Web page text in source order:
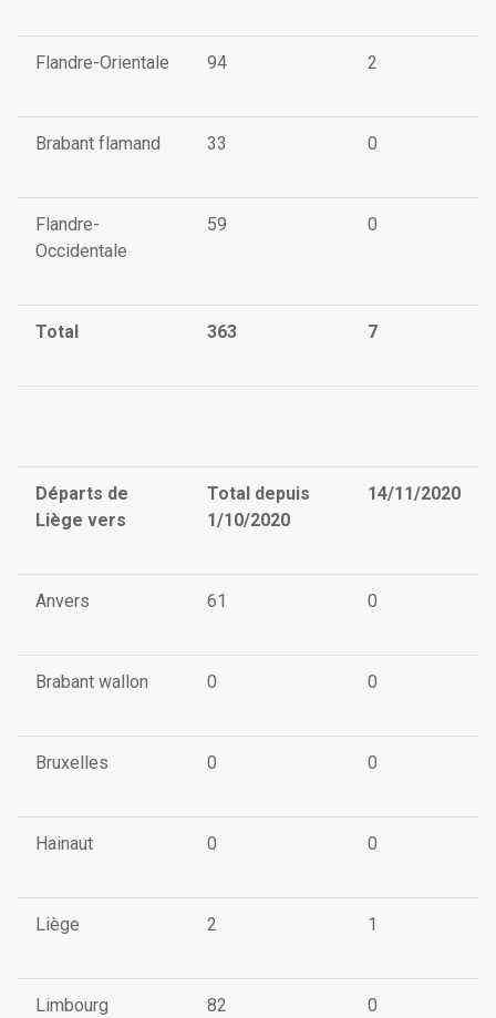
Flandre-Orientale 94 2
Brabant flamand 33 0
Flandre-
Occidentale
59 0
Total 363 7
Départs de
Liège vers
Total depuis
1/10/2020
14/11/2020
Anvers 61 0
Brabant wallon 0 0
Bruxelles 0 0
Hainaut 0 0
Liège 2 1
Limbourg 82 0